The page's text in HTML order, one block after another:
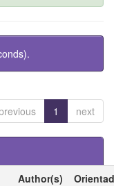
1 next
Author(s)